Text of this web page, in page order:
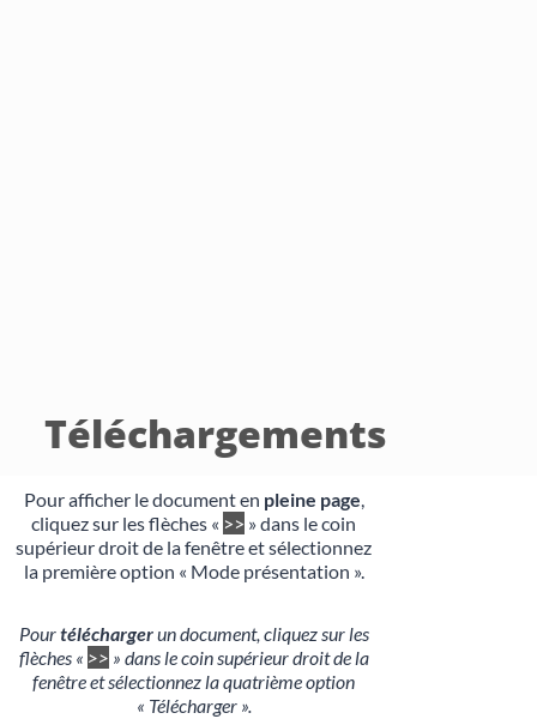
Téléchargements
Pour afficher le document en pleine page,
cliquez sur les flèches « >> » dans le coin
supérieur droit de la fenêtre et sélectionnez
la première option « Mode présentation ».
Pourtéléchargerun document, cliquez sur les
flèches « >> » dans le coin supérieur droit de la
fenêtre et sélectionnez la quatrième option
« Télécharger ».